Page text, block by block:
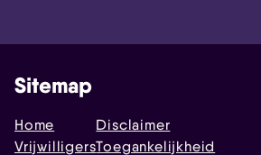
Sitemap
Home
Vrijwilligers
Disclaimer
Toegankelijkheid